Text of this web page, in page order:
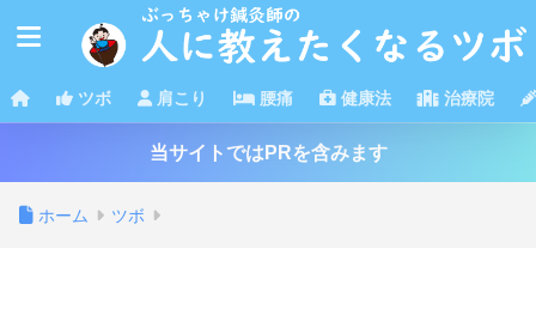
ツボ 肩こり 腰痛 健康法 治療院
当サイトではPRを含みます
ホーム ツボ